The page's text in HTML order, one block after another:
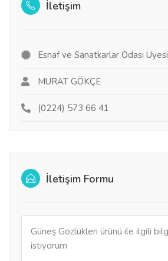
İletişim
Esnaf ve Sanatkarlar Odası Üyesi
MURAT GÖKÇE
(0224) 573 66 41
İletişim Formu